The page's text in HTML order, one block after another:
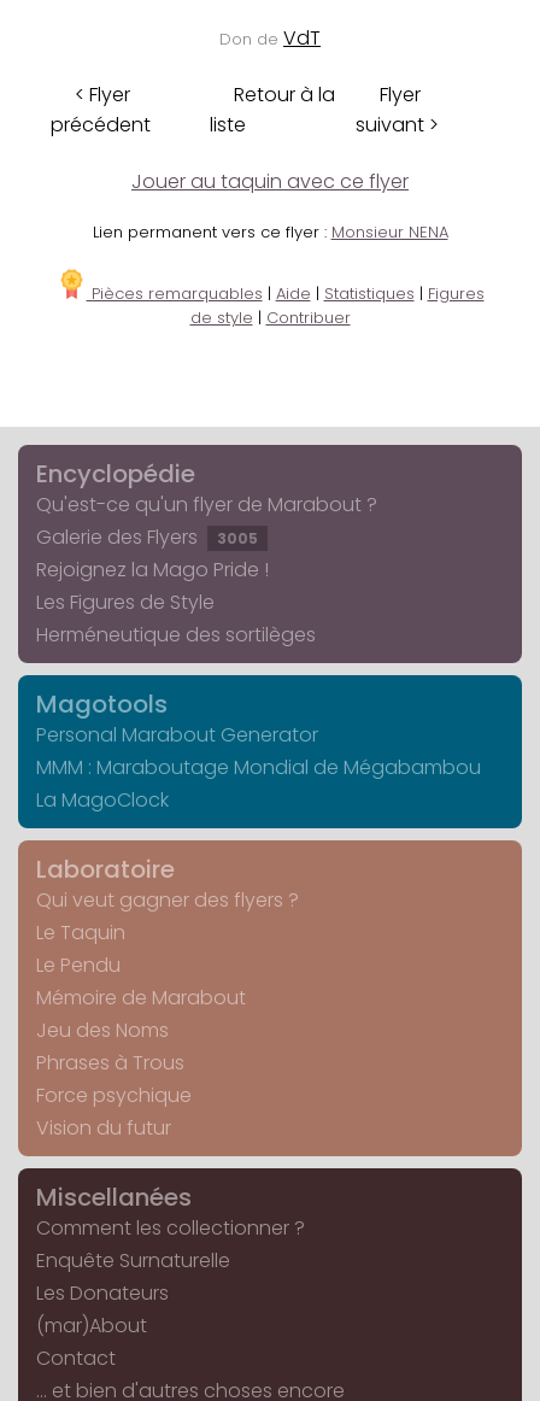
Don de VdT
< Flyer
précédent
Retour à la
liste
Flyer
suivant >
Jouer au taquin avec ce flyer
Lien permanent vers ce flyer : Monsieur NENA
Pièces remarquables | Aide | Statistiques | Figures
de style | Contribuer
Encyclopédie
Qu'est-ce qu'un flyer de Marabout ?
Galerie des Flyers
3005
Rejoignez la Mago Pride !
Les Figures de Style
Herméneutique des sortilèges
Magotools
Personal Marabout Generator
MMM : Maraboutage Mondial de Mégabambou
La MagoClock
Laboratoire
Qui veut gagner des flyers ?
Le Taquin
Le Pendu
Mémoire de Marabout
Jeu des Noms
Phrases à Trous
Force psychique
Vision du futur
Miscellanées
Comment les collectionner ?
Enquête Surnaturelle
Les Donateurs
(mar)About
Contact
... et bien d'autres choses encore